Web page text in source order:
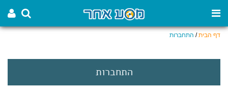
דף הבית/ התחברות
התחברות